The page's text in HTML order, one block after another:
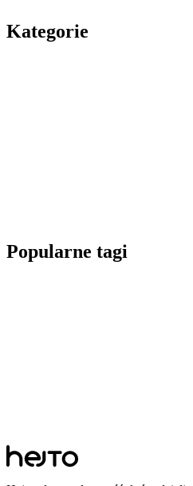
Kategorie
Popularne tagi